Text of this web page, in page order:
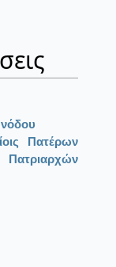
Πατέρων